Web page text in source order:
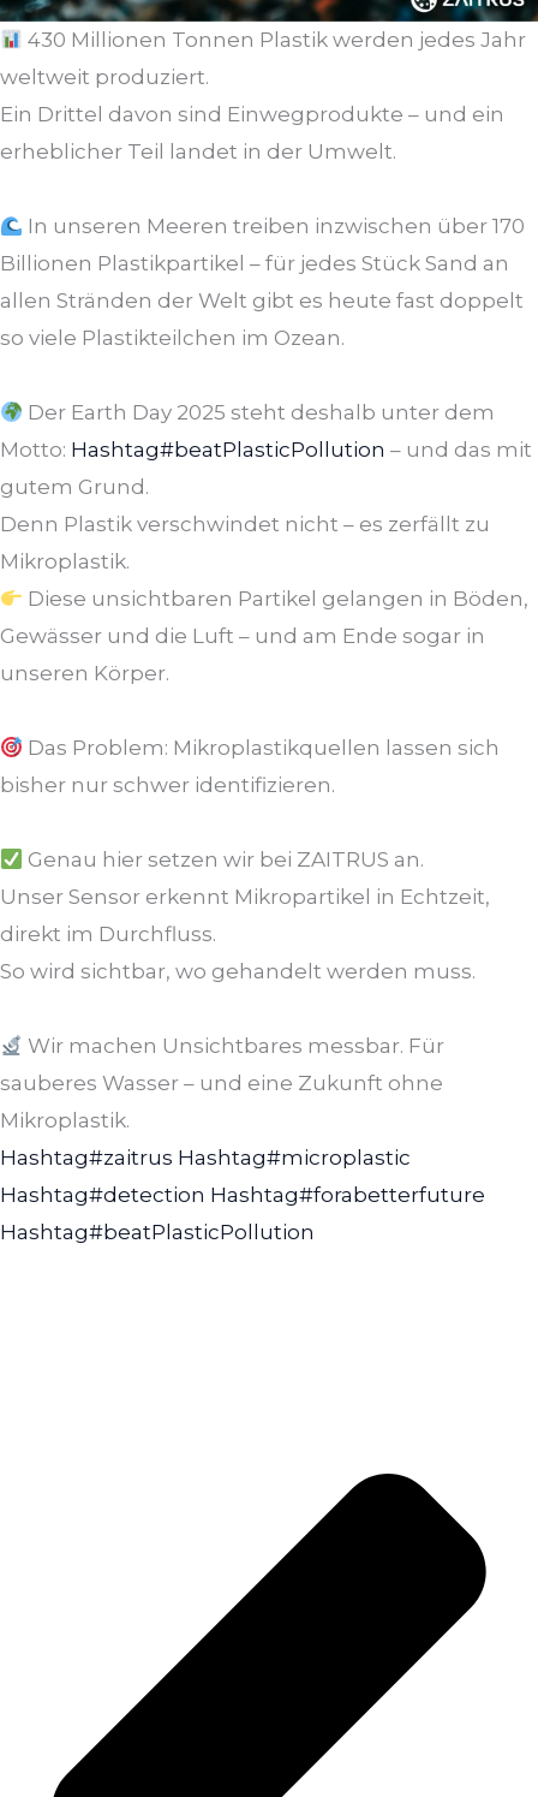
430 Millionen Tonnen Plastik werden jedes Jahr
weltweit produziert.
Ein Drittel davon sind Einwegprodukte – und ein
erheblicher Teil landet in der Umwelt.
In unseren Meeren treiben inzwischen über 170
Billionen Plastikpartikel – für jedes Stück Sand an
allen Stränden der Welt gibt es heute fast doppelt
so viele Plastikteilchen im Ozean.
Der Earth Day 2025 steht deshalb unter dem
Motto: Hashtag#beatPlasticPollution – und das mit
gutem Grund.
Denn Plastik verschwindet nicht – es zerfällt zu
Mikroplastik.
Diese unsichtbaren Partikel gelangen in Böden,
Gewässer und die Luft – und am Ende sogar in
unseren Körper.
Das Problem: Mikroplastikquellen lassen sich
bisher nur schwer identifizieren.
Genau hier setzen wir bei ZAITRUS an.
Unser Sensor erkennt Mikropartikel in Echtzeit,
direkt im Durchfluss.
So wird sichtbar, wo gehandelt werden muss.
Wir machen Unsichtbares messbar. Für
sauberes Wasser – und eine Zukunft ohne
Mikroplastik.
Hashtag#zaitrus Hashtag#microplastic
Hashtag#detection Hashtag#forabetterfuture
Hashtag#beatPlasticPollution